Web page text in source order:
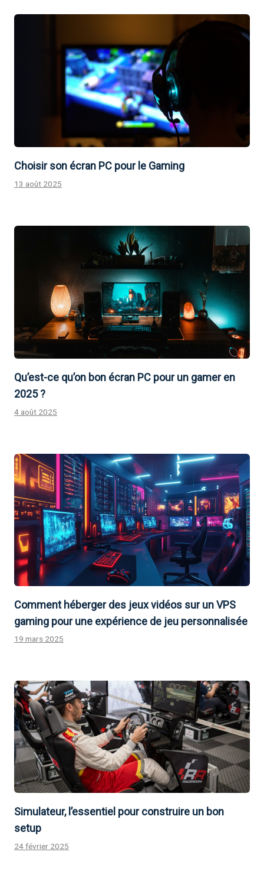
Choisir son écran PC pour le Gaming
13 août 2025
Qu’est-ce qu’on bon écran PC pour un gamer en
2025 ?
4 août 2025
Comment héberger des jeux vidéos sur un VPS
gaming pour une expérience de jeu personnalisée
19 mars 2025
Simulateur, l’essentiel pour construire un bon
setup
24 février 2025